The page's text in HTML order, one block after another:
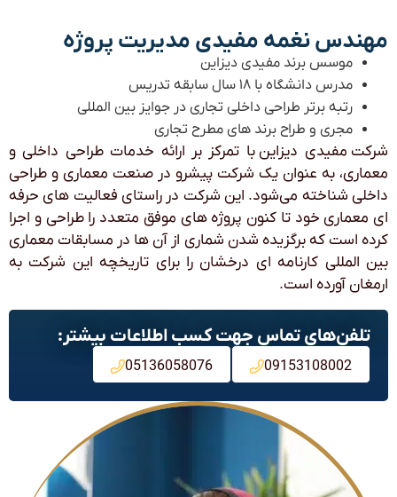
مهندس نغمه مفیدی مدیریت پروژه
موسس برند مفیدی دیزاین
مدرس دانشگاه با ۱۸ سال سابقه تدریس
رتبه برتر طراحی داخلی تجاری در جوایز بین المللی
مجری و طراح برند های مطرح تجاری
شرکت مفیدی دیزاین با تمرکز بر ارائه خدمات طراحی داخلی و
معماری، به عنوان یک شرکت پیشرو در صنعت معماری و طراحی
داخلی شناخته می‌شود. این شرکت در راستای فعالیت های حرفه
ای معماری خود تا کنون پروژه های موفق متعدد را طراحی و اجرا
کرده است که برگزیده شدن شماری از آن ها در مسابقات معماری
بین المللی کارنامه‌ ای درخشان را برای تاریخچه این شرکت به
ارمغان آورده است.
تلفن‌های تماس جهت کسب اطلاعات بیشتر:
09153108002
05136058076